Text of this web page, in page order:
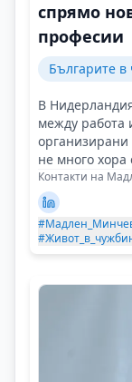
спрямо
професии
Българите
В
между работа
организирани
не много хора
Контакти на